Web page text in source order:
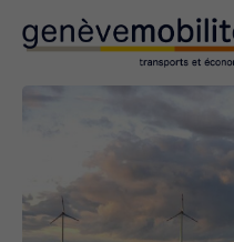
Hiérarchisation du